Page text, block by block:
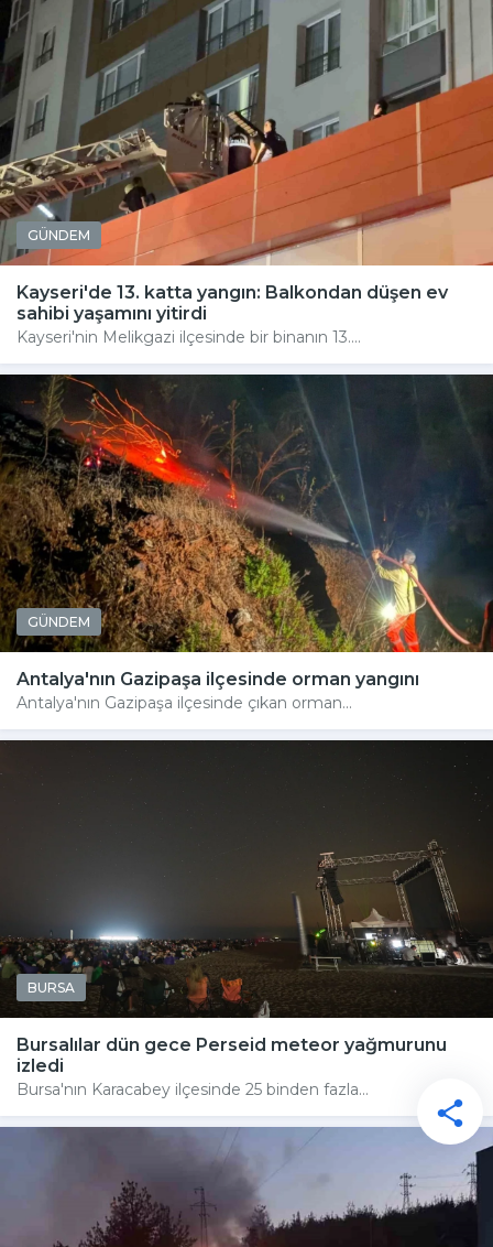
GÜNDEM
Kayseri'de 13. katta yangın: Balkondan düşen ev
sahibi yaşamını yitirdi
Kayseri'nin Melikgazi ilçesinde bir binanın 13....
GÜNDEM
Antalya'nın Gazipaşa ilçesinde orman yangını
Antalya'nın Gazipaşa ilçesinde çıkan orman...
BURSA
Bursalılar dün gece Perseid meteor yağmurunu
izledi
Bursa'nın Karacabey ilçesinde 25 binden fazla...